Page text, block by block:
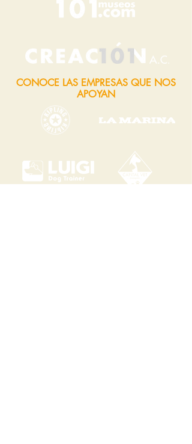
CONOCE LAS EMPRESAS QUE NOS
APOYAN